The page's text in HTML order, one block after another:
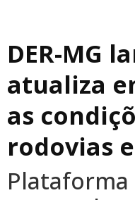
DER-MG
atualiza
as
rodovias